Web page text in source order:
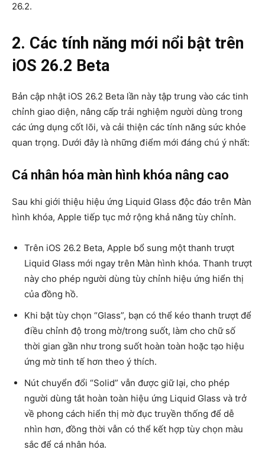
26.2.
2. Các tính năng mới nổi bật trên
iOS 26.2 Beta
Bản cập nhật iOS 26.2 Beta lần này tập trung vào các tinh
chỉnh giao diện, nâng cấp trải nghiệm người dùng trong
các ứng dụng cốt lõi, và cải thiện các tính năng sức khỏe
quan trọng. Dưới đây là những điểm mới đáng chú ý nhất:
Cá nhân hóa màn hình khóa nâng cao
Sau khi giới thiệu hiệu ứng Liquid Glass độc đáo trên Màn
hình khóa, Apple tiếp tục mở rộng khả năng tùy chỉnh.
Trên iOS 26.2 Beta, Apple bổ sung một thanh trượt
Liquid Glass mới ngay trên Màn hình khóa. Thanh trượt
này cho phép người dùng tùy chỉnh hiệu ứng hiển thị
của đồng hồ.
Khi bật tùy chọn “Glass”, bạn có thể kéo thanh trượt để
điều chỉnh độ trong mờ/trong suốt, làm cho chữ số
thời gian gần như trong suốt hoàn toàn hoặc tạo hiệu
ứng mờ tinh tế hơn theo ý thích.
Nút chuyển đổi “Solid” vẫn được giữ lại, cho phép
người dùng tắt hoàn toàn hiệu ứng Liquid Glass và trở
về phong cách hiển thị mờ đục truyền thống để dễ
nhìn hơn, đồng thời vẫn có thể kết hợp tùy chọn màu
sắc để cá nhân hóa.